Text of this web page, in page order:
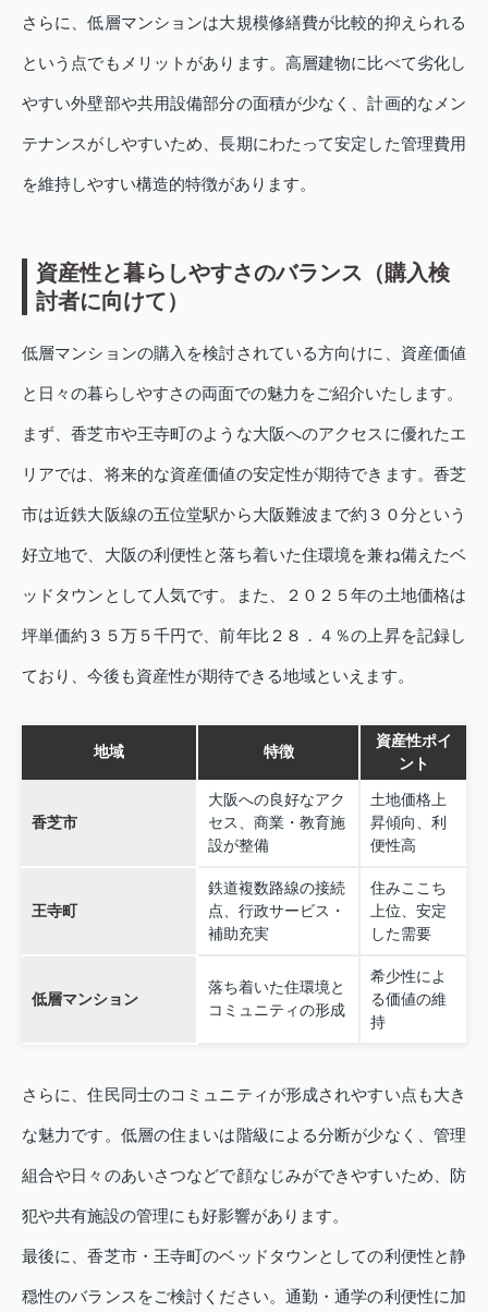
さらに、低層マンションは大規模修繕費が比較的抑えられる
という点でもメリットがあります。高層建物に比べて劣化し
やすい外壁部や共用設備部分の面積が少なく、計画的なメン
テナンスがしやすいため、長期にわたって安定した管理費用
を維持しやすい構造的特徴があります。
資産性と暮らしやすさのバランス（購入検
討者に向けて）
低層マンションの購入を検討されている方向けに、資産価値
と日々の暮らしやすさの両面での魅力をご紹介いたします。
まず、香芝市や王寺町のような大阪へのアクセスに優れたエ
リアでは、将来的な資産価値の安定性が期待できます。香芝
市は近鉄大阪線の五位堂駅から大阪難波まで約３０分という
好立地で、大阪の利便性と落ち着いた住環境を兼ね備えたベ
ッドタウンとして人気です。また、２０２５年の土地価格は
坪単価約３５万５千円で、前年比２８．４％の上昇を記録し
ており、今後も資産性が期待できる地域といえます。
地域 特徴
資産性ポイ
ント
香芝市
大阪への良好なアク
セス、商業・教育施
設が整備
土地価格上
昇傾向、利
便性高
王寺町
鉄道複数路線の接続
点、行政サービス・
補助充実
住みここち
上位、安定
した需要
低層マンション
落ち着いた住環境と
コミュニティの形成
希少性によ
る価値の維
持
さらに、住民同士のコミュニティが形成されやすい点も大き
な魅力です。低層の住まいは階級による分断が少なく、管理
組合や日々のあいさつなどで顔なじみができやすいため、防
犯や共有施設の管理にも好影響があります。
最後に、香芝市・王寺町のベッドタウンとしての利便性と静
穏性のバランスをご検討ください。通勤・通学の利便性に加